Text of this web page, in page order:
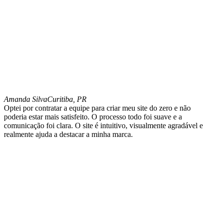
Amanda SilvaCuritiba, PR
Optei por contratar a equipe para criar meu site do zero e não
poderia estar mais satisfeito. O processo todo foi suave e a
comunicação foi clara. O site é intuitivo, visualmente agradável e
realmente ajuda a destacar a minha marca.